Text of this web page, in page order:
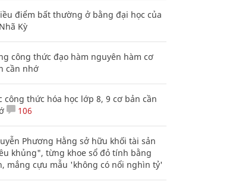
điểm bất thường ở bằng đại học của
Kỳ
công thức đạo hàm nguyên hàm cơ
cần nhớ
công thức hóa học lớp 8, 9 cơ bản cần
106
Phương Hằng sở hữu khối tài sản
khủng", từng khoe sổ đỏ tính bằng
mắng cựu mẫu 'không có nổi nghìn tỷ'